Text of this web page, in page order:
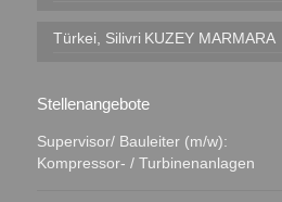
Türkei, Silivri KUZEY MARMARA
Stellenangebote
Supervisor/ Bauleiter (m/w):
Kompressor- / Turbinenanlagen